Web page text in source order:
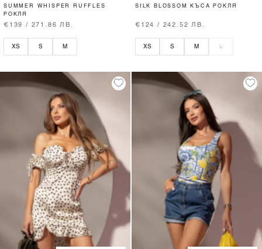
SUMMER WHISPER RUFFLES
РОКЛЯ
€139 / 271.86 ЛВ.
XS S M
SILK BLOSSOM КЪСА РОКЛЯ
€124 / 242.52 ЛВ.
XS S M L